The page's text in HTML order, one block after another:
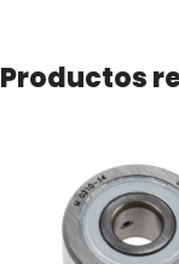
Productos